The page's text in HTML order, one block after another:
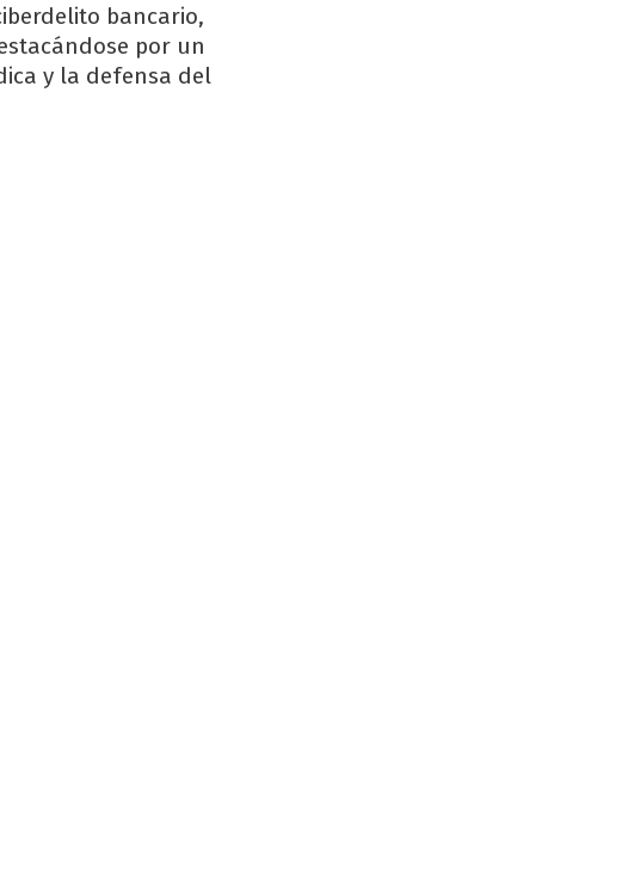
bancario,
por un
y la defensa del